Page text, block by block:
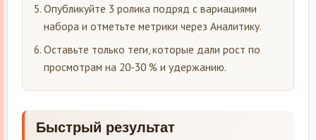
Опубликуйте 3 ролика подряд с вариациями
набора и отметьте метрики через Аналитику.
Оставьте только теги, которые дали рост по
просмотрам на 20-30 % и удержанию.
Быстрый результат